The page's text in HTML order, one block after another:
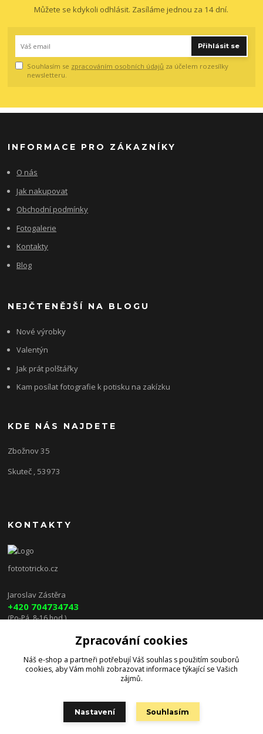
Můžete se kdykoli odhlásit. Zasíláme jednou za 14 dní.
Přihlásit se
Souhlasím se zpracováním osobních údajů za účelem rozesílky
newsletteru.
INFORMACE PRO ZÁKAZNÍKY
O nás
Jak nakupovat
Obchodní podmínky
Fotogalerie
Kontakty
Blog
NEJČTENĚJŠÍ NA BLOGU
Nové výrobky
Valentýn
Jak prát polštářky
Kam posílat fotografie k potisku na zakízku
KDE NÁS NAJDETE
Zbožnov 35
Skuteč , 53973
KONTAKTY
fotototricko.cz
Jaroslav Zástěra
+420 704734743
(Po-Pá, 8-16 hod.)
lenkazasterova@centrum.cz
Zpracování cookies
Náš e-shop a partneři potřebují Váš souhlas s použitím souborů
cookies, aby Vám mohli zobrazovat informace týkající se Vašich
zájmů.
Nastavení Souhlasím